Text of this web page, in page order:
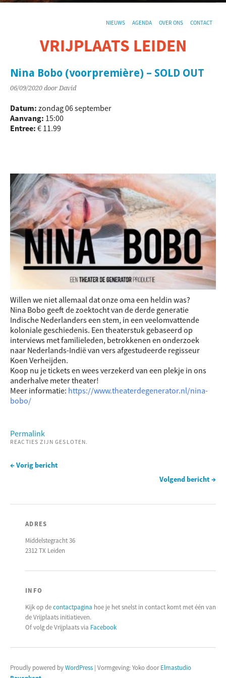
NIEUWS AGENDA OVER ONS CONTACT
VRIJPLAATS LEIDEN
Nina Bobo (voorpremière) – SOLD OUT
06/09/2020 door David
Datum: zondag 06 september
Aanvang: 15:00
Entree: € 11.99
Willen we niet allemaal dat onze oma een heldin was?
Nina Bobo geeft de zoektocht van de derde generatie
Indische Nederlanders een stem, in een veelomvattende
koloniale geschiedenis. Een theaterstuk gebaseerd op
interviews met familieleden, betrokkenen en onderzoek
naar Nederlands-Indië van vers afgestudeerde regisseur
Koen Verheijden.
Koop nu je tickets en wees verzekerd van een plekje in ons
anderhalve meter theater!
Meer informatie: https://www.theaterdegenerator.nl/nina-
bobo/
Permalink
REACTIES ZIJN GESLOTEN.
← Vorig bericht
Volgend bericht →
ADRES
Middelstegracht 36
2312 TX Leiden
INFO
Kijk op decontactpagina hoe je het snelst in contact komt met één van
de Vrijplaats initiatieven.
Of volg de Vrijplaats via Facebook
Proudly powered byWordPress | Vormgeving: Yoko doorElmastudio